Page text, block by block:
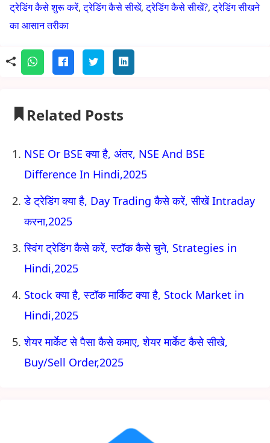
ट्रेडिंग कैसे शुरू करें,ट्रेडिंग कैसे सीखें,ट्रेडिंग कैसे सीखें?,ट्रेडिंग सीखने
का आसान तरीका
Related Posts
NSE Or BSE क्या है, अंतर, NSE And BSE
Difference In Hindi,2025
डे ट्रेडिंग क्या है, Day Trading कैसे करें, सीखें Intraday
करना,2025
स्विंग ट्रेडिंग कैसे करें, स्टॉक कैसे चुने, Strategies in
Hindi,2025
Stock क्या है, स्टॉक मार्किट क्या है, Stock Market in
Hindi,2025
शेयर मार्केट से पैसा कैसे कमाए, शेयर मार्केट कैसे सीखे,
Buy/Sell Order,2025